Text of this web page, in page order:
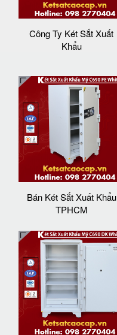
Công Ty Két Sắt Xuất
Khẩu
Bán Két Sắt Xuất Khẩu
TPHCM